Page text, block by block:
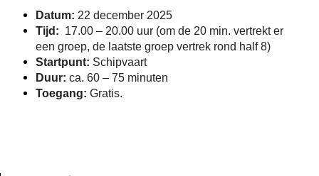
Datum: 22 december 2025
Tijd: 17.00 – 20.00 uur (om de 20 min. vertrekt er
een groep, de laatste groep vertrek rond half 8)
Startpunt: Schipvaart
Duur: ca. 60 – 75 minuten
Toegang: Gratis.